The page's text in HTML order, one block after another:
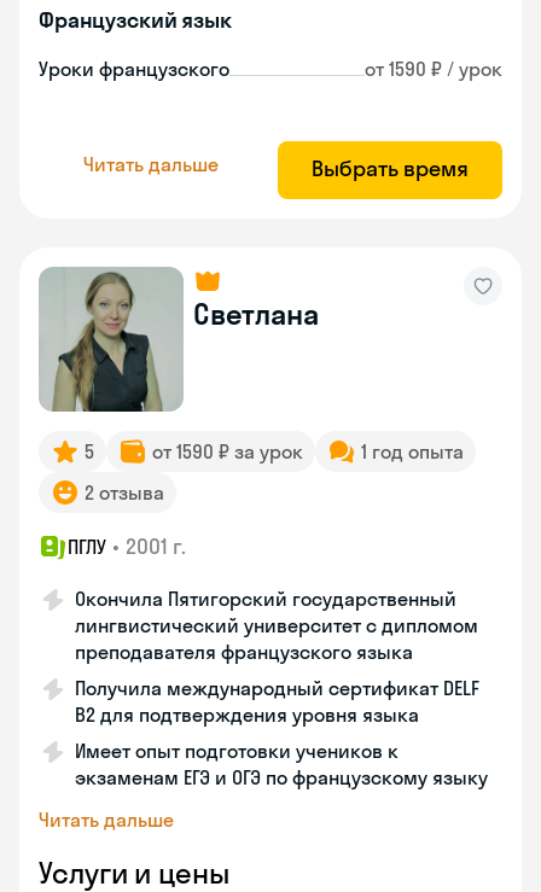
Французский язык
Уроки французского от 1590 ₽ / урок
Читать дальше Выбрать время
Светлана
5 от 1590 ₽ за урок
1 год опыта
2 отзыва
ПГЛУ • 2001 г.
Окончила Пятигорский государственный
лингвистический университет с дипломом
преподавателя французского языка
Получила международный сертификат DELF
B2 для подтверждения уровня языка
Имеет опыт подготовки учеников к
экзаменам ЕГЭ и ОГЭ по французскому языку
Читать дальше
Услуги и цены